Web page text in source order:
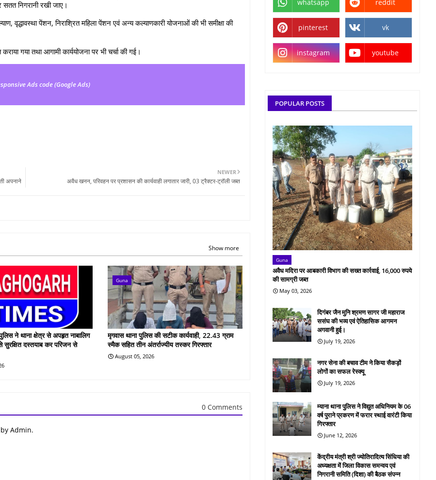
सतत निगरानी रखी जाए।
वृद्धावस्था पेंशन, निराश्रित महिला पेंशन एवं अन्य कल्याणकारी योजनाओं की भी समीक्षा की
गया तथा आगामी कार्ययोजना पर भी चर्चा की गई।
Ads code (Google Ads)
NEWER
अवैध खनन, परिवहन पर प्रशासन की कार्यवाही लगातार जारी, 03 ट्रैक्टर-ट्रॉली जब्‍त
अपनाने
Show more
ने थाना क्षेत्र से अपहृत नाबालिग
सुरक्षित दस्तयाब कर परिजन से
Guna
मृगवास थाना पुलिस की सटीक कार्यवाही, 22.43 ग्राम
स्मैक सहित तीन अंतर्राज्यीय तस्कर गिरफ्तार
August 05, 2026
0 Comments
Admin.
whatsapp reddit
pinterest vk
instagram youtube
POPULAR POSTS
Guna
अवैध मदिरा पर आबकारी विभाग की सख्त कार्रवाई, 16,000 रुपये
की सामग्री जब्त
May 03, 2026
दिगंबर जैन मुनि श्रमण सागर जी महाराज
ससंघ की भव्य एवं ऐतिहासिक आगमन
अगवानी हुई।
July 19, 2026
नगर सेना की बचाव टीम ने किया सैकड़ों
लोगों का सफल रेस्क्यू
July 19, 2026
म्याना थाना पुलिस ने विद्युत अधिनियम के 06
वर्ष पुराने प्रकरण में फरार स्थाई वारंटी किया
गिरफ्तार
June 12, 2026
केंद्रीय मंत्री श्री ज्योतिरादित्य सिंधिया की
अध्यक्षता में जिला विकास समन्वय एवं
निगरानी समिति (दिशा) की बैठक संपन्न